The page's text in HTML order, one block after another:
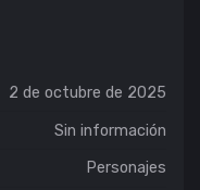
2 de octubre de 2025
Sin información
Personajes